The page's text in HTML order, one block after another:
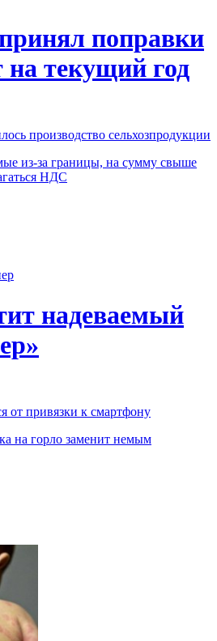
поправки
на текущий год
производство сельхозпродукции
из-за границы, на сумму свыше
НДС
надеваемый
от привязки к смартфону
на горло заменит немым